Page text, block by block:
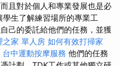
且對於個人和專業發展也是必
生了解練習場所的專業工
己的委託給他們的任務，並獲
之家 單人房 如何有效打掃家
台中運動按摩服務 他們的任務